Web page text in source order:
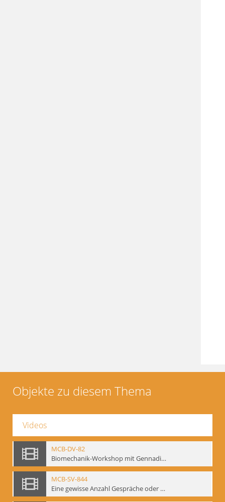
Objekte zu diesem Thema
Videos
MCB-DV-82
Biomechanik-Workshop mit Gennadij Bogdanow, Berlin, 1997
MCB-SV-844
Eine gewisse Anzahl Gespräche oder das völlig unbearbeitete Stundenbuch, Berlin 1995.